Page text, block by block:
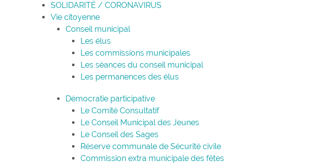
SOLIDARITÉ / CORONAVIRUS
Vie citoyenne
Conseil municipal
Les élus
Les commissions municipales
Les séances du conseil municipal
Les permanences des élus
Démocratie participative
Le Comité Consultatif
Le Conseil Municipal des Jeunes
Le Conseil des Sages
Réserve communale de Sécurité civile
Commission extra municipale des fêtes